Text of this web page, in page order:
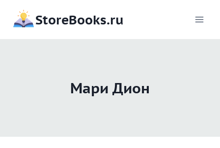
содержимому
StoreBooks.ru
Мари Дион